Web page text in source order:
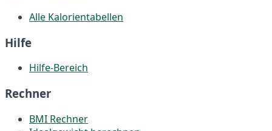
Alle Kalorientabellen
Hilfe
Hilfe-Bereich
Rechner
BMI Rechner